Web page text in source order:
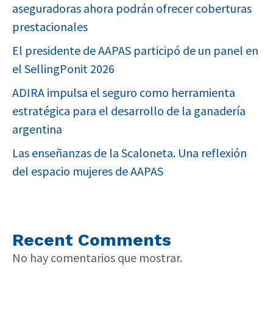
aseguradoras ahora podrán ofrecer coberturas
prestacionales
El presidente de AAPAS participó de un panel en
el SellingPonit 2026
ADIRA impulsa el seguro como herramienta
estratégica para el desarrollo de la ganadería
argentina
Las enseñanzas de la Scaloneta. Una reflexión
del espacio mujeres de AAPAS
Recent Comments
No hay comentarios que mostrar.